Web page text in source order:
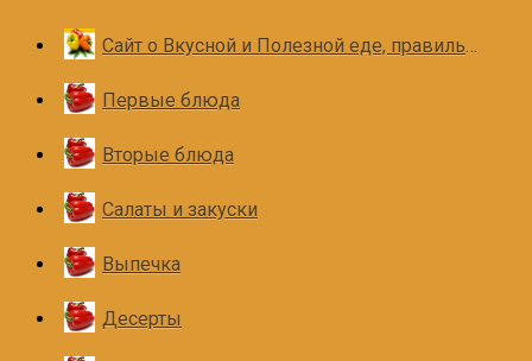
Сайт о Вкусной и Полезной еде, правильном и здоровом питании
Первые блюда
Вторые блюда
Салаты и закуски
Выпечка
Десерты